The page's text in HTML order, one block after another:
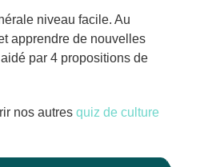
niveau facile. Au
apprendre de nouvelles
par 4 propositions de
nos autres quiz de culture